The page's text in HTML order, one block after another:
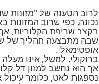
לרוב הטענה של "מזונות
נכונה, כפי שרוב המזונות
בקצב שריפת הקלוריות, אך
שבה מתבצעה תהליך של
אופטימאלי.
ברוקולי, למשל, אינו
אך הוא נחשב למזון דל
נספגות לאט, כלומר עיכול